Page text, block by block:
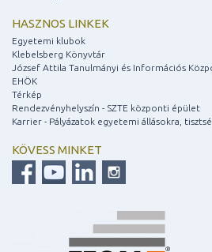
HASZNOS LINKEK
Egyetemi klubok
Klebelsberg Könyvtár
József Attila Tanulmányi és Információs
EHÖK
Térkép
Rendezvényhelyszín - SZTE központi épület
Karrier - Pályázatok egyetemi állásokra,
KÖVESS MINKET